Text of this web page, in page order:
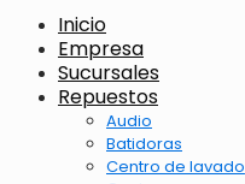
Inicio
Empresa
Sucursales
Repuestos
Audio
Batidoras
Centro de lavado